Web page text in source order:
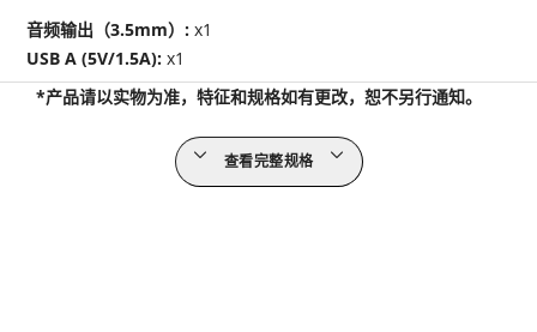
音频输出（3.5mm）:x1
USB A (5V/1.5A):x1
*产品请以实物为准，特征和规格如有更改，恕不另行通知。
查看完整规格